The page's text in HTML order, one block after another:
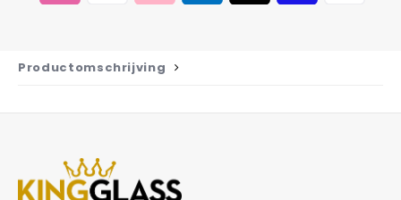
Productomschrijving